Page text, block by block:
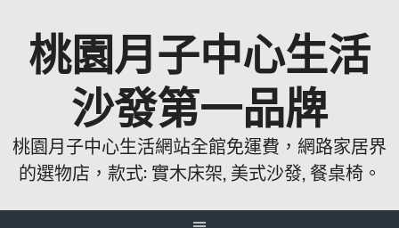
桃園月子中心生活
沙發第一品牌
桃園月子中心生活網站全館免運費，網路家居界
的選物店，款式: 實木床架, 美式沙發, 餐桌椅。